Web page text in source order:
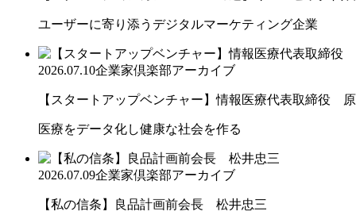
ユーザーに寄り添うデジタルマーケティング企業
2026.07.10企業家倶楽部アーカイブ
【スタートアップベンチャー】情報医療代表取締役
医療をデータ化し健康な社会を作る
2026.07.09企業家倶楽部アーカイブ
【私の信条】良品計画前会長 松井忠三